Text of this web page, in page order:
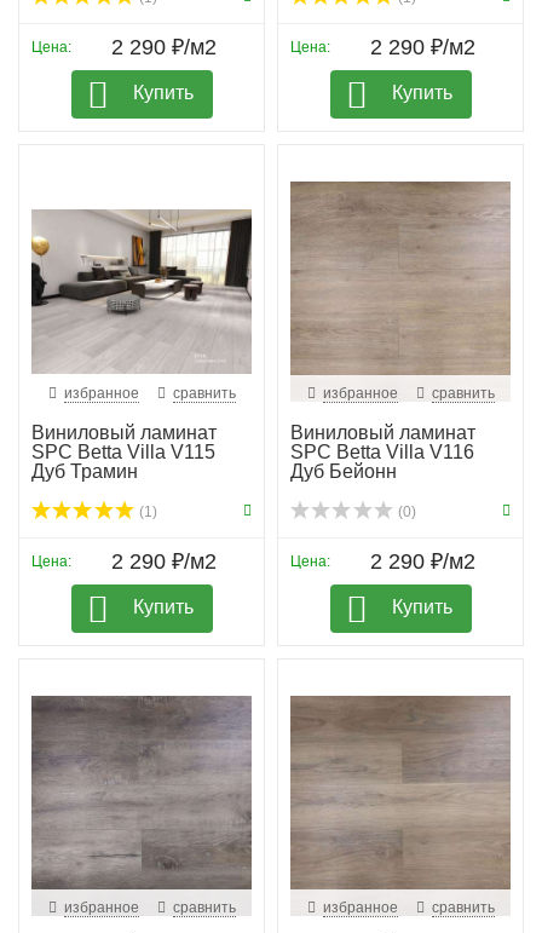
Цена: 2 290 ₽/м2
Купить
Цена: 2 290 ₽/м2
Купить
избранное сравнить
Виниловый ламинат
SPC Betta Villa V115
Дуб Трамин
(1)
Цена: 2 290 ₽/м2
Купить
избранное сравнить
Виниловый ламинат
SPC Betta Villa V116
Дуб Бейонн
(0)
Цена: 2 290 ₽/м2
Купить
избранное сравнить избранное сравнить